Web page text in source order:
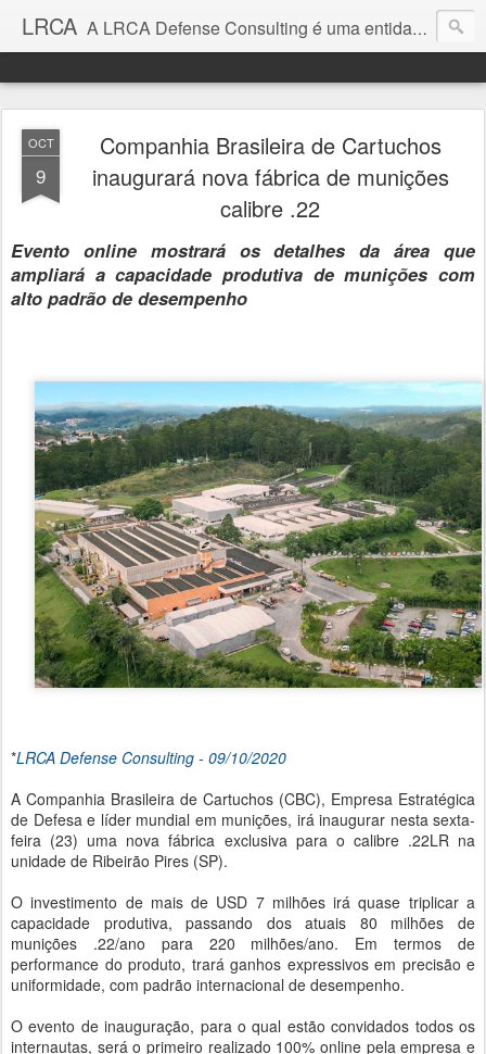
LRCA A LRCA Defense Consulting é uma entidade sem fins lucrativos que se dedica a produzir e divulgar notícias e análises sobre as Empresas de Defesa. Não somos jornalistas e nem este é um blog jornalístico.
OCT
9
Companhia Brasileira de Cartuchos
inaugurará nova fábrica de munições
calibre .22
Evento online mostrará os detalhes da área que
ampliará a capacidade produtiva de munições com
alto padrão de desempenho
*LRCA Defense Consulting - 09/10/2020
A Companhia Brasileira de Cartuchos (CBC), Empresa Estratégica
de Defesa e líder mundial em munições, irá inaugurar nesta sexta-
feira (23) uma nova fábrica exclusiva para o calibre .22LR na
unidade de Ribeirão Pires (SP).
O investimento de mais de USD 7 milhões irá quase triplicar a
capacidade produtiva, passando dos atuais 80 milhões de
munições .22/ano para 220 milhões/ano. Em termos de
performance do produto, trará ganhos expressivos em precisão e
uniformidade, com padrão internacional de desempenho.
O evento de inauguração, para o qual estão convidados todos os
internautas, será o primeiro realizado 100% online pela empresa e